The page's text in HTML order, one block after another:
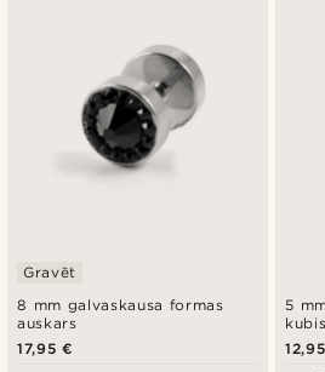
8 mm galvaskausa formas
auskars
Gravēt
17,95 €
5